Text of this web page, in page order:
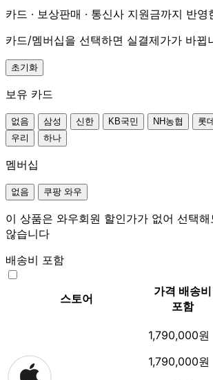
카드 · 보상판매 · 통신사 지원금까지 반
카드/멤버십을 선택하면 실결제가가 바뀝
초기화
보유 카드
없음 삼성 신한 KB국민 NH농협 롯
우리
하나
멤버십
없음 쿠팡 와우
이 상품은 와우회원 할인가가 없어 선택
않습니다
배송비 포함
스토어
가격 배송비
포함
1,790,000원
1,790,000원